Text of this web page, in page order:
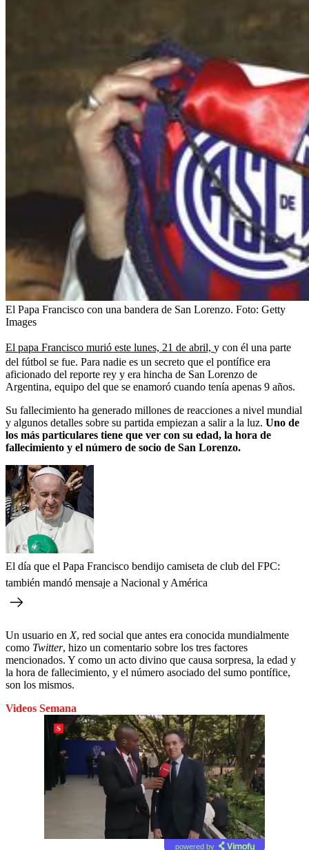
El Papa Francisco con una bandera de San Lorenzo. Foto: Getty
Images
El papa Francisco murió este lunes, 21 de abril, y con él una parte
del fútbol se fue. Para nadie es un secreto que el pontífice era
aficionado del reporte rey y era hincha de San Lorenzo de
Argentina, equipo del que se enamoró cuando tenía apenas 9 años.
Su fallecimiento ha generado millones de reacciones a nivel mundial
y algunos detalles sobre su partida empiezan a salir a la luz. Uno de
los más particulares tiene que ver con su edad, la hora de
fallecimiento y el número de socio de San Lorenzo.
El día que el Papa Francisco bendijo camiseta de club del FPC:
también mandó mensaje a Nacional y América
Un usuario en X, red social que antes era conocida mundialmente
como Twitter, hizo un comentario sobre los tres factores
mencionados. Y como un acto divino que causa sorpresa, la edad y
la hora de fallecimiento, y el número asociado del sumo pontífice,
son los mismos.
Videos Semana
powered by